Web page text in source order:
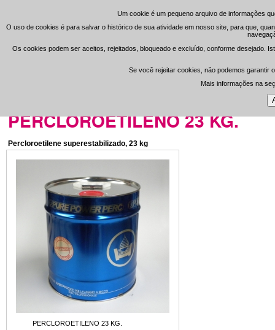
Um cookie é um pequeno arquivo de informações
O uso de cookies é para salvar o histórico de sua atividade em nosso site, para que,
Os cookies podem ser aceitos, rejeitados, bloqueado e excluído, conforme desejado.
Se você rejeitar cookies, não podemos garantir
Mais informações na
Um cookie é um pequeno arquivo de informações
O uso de cookies é para salvar o histórico de sua atividade em nosso site, para que,
Os cookies podem ser aceitos, rejeitados, bloqueado e excluído, conforme desejado.
Se você rejeitar cookies, não podemos garantir
Mais informações na
Open Clean
PERCLOROETILENO 23 KG.
Percloroetilene superestabilizado, 23 kg
PERCLOROETILENO 23 KG.
Registrar -Área de